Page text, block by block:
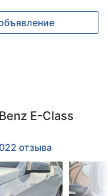
E-Class
отзыва